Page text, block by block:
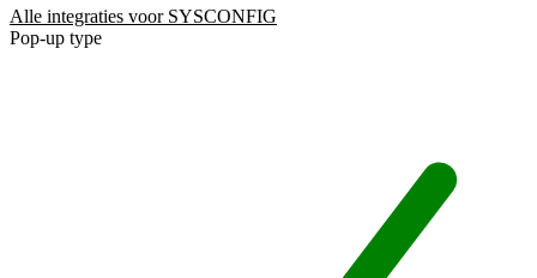
Alle integraties voor SYSCONFIG
Pop-up type